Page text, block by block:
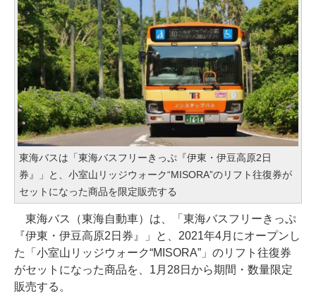
東海バスは「東海バスフリーきっぷ『伊東・伊豆高原2日
券』」と、小室山リッジウォーク“MISORA”のリフト往復券が
セットになった商品を限定販売する
東海バス（東海自動車）は、「東海バスフリーきっぷ
『伊東・伊豆高原2日券』」と、2021年4月にオープンし
た「小室山リッジウォーク“MISORA”」のリフト往復券
がセットになった商品を、1月28日から期間・数量限定
販売する。